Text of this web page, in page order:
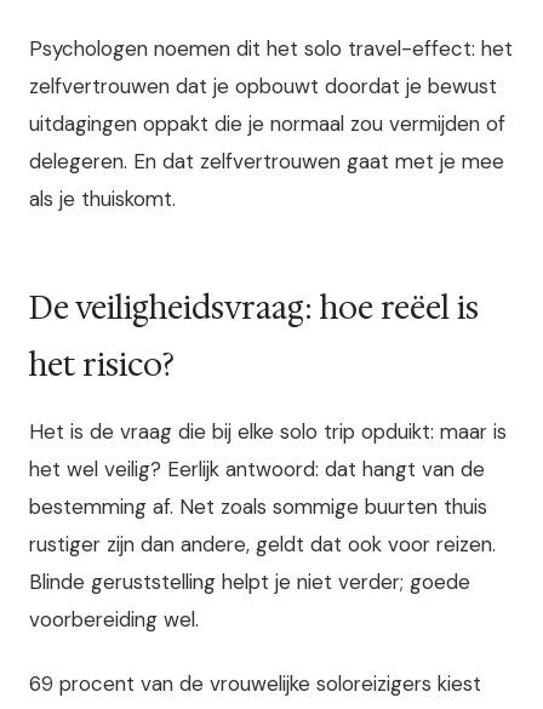
Psychologen noemen dit het solo travel-effect: het
zelfvertrouwen dat je opbouwt doordat je bewust
uitdagingen oppakt die je normaal zou vermijden of
delegeren. En dat zelfvertrouwen gaat met je mee
als je thuiskomt.
De veiligheidsvraag: hoe reëel is
het risico?
Het is de vraag die bij elke solo trip opduikt: maar is
het wel veilig? Eerlijk antwoord: dat hangt van de
bestemming af. Net zoals sommige buurten thuis
rustiger zijn dan andere, geldt dat ook voor reizen.
Blinde geruststelling helpt je niet verder; goede
voorbereiding wel.
69 procent van de vrouwelijke soloreizigers kiest